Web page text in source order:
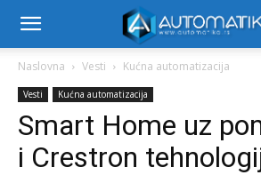
Naslovna Vesti Kućna automatizacija
Vesti Kućna automatizacija
Smart Home uz
i Crestron